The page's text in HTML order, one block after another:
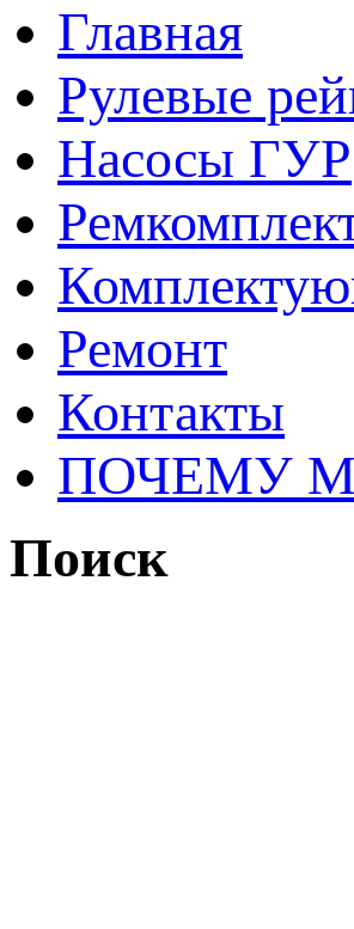
Главная
Рулевые
Насосы ГУР
Ремонт
Контакты
ПОЧЕМУ
Поиск